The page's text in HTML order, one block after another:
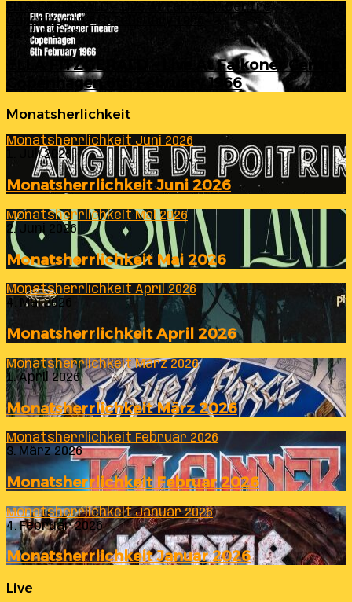
ELLA FITZGERALD – Live At Falkoner Centre
Copenhagen 6th February 1966
23. Juli 2026
ELLA FITZGERALD – Live At Falkoner Centre
Copenhagen 6th February 1966
Monatsherlichkeit
Monatsherrlichkeit Juni 2026
1. Juli 2026
Monatsherrlichkeit Juni 2026
Monatsherrlichkeit Mai 2026
2. Juni 2026
Monatsherrlichkeit Mai 2026
Monatsherrlichkeit April 2026
4. Mai 2026
Monatsherrlichkeit April 2026
Monatsherrlichkeit März 2026
1. April 2026
Monatsherrlichkeit März 2026
Monatsherrlichkeit Februar 2026
3. März 2026
Monatsherrlichkeit Februar 2026
Monatsherrlichkeit Januar 2026
4. Februar 2026
Monatsherrlichkeit Januar 2026
Live